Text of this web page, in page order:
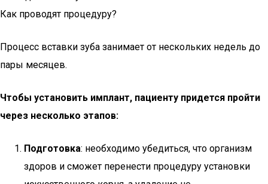
Как проводят процедуру?
Процесс вставки зуба занимает от нескольких недель до
пары месяцев.
Чтобы установить имплант, пациенту придется пройти
через несколько этапов:
Подготовка: необходимо убедиться, что организм
здоров и сможет перенести процедуру установки